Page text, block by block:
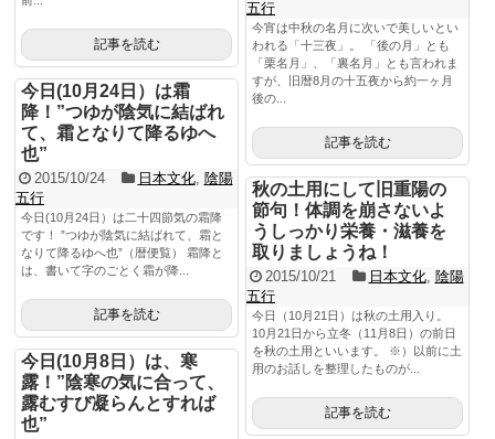
記事を読む
五行
今宵は中秋の名月に次いで美しいとい
われる「十三夜」。 「後の月」とも
「栗名月」、「裏名月」とも言われま
すが、旧暦8月の十五夜から約一ヶ月
後の...
記事を読む
今日(10月24日）は霜
降！”つゆが陰気に結ばれ
て、霜となりて降るゆへ
也”
2015/10/24 日本文化, 陰陽
五行
今日(10月24日）は二十四節気の霜降
です！ ”つゆが陰気に結ばれて、霜と
なりて降るゆへ也”（暦便覧） 霜降と
は、書いて字のごとく霜が降...
記事を読む
秋の土用にして旧重陽の
節句！体調を崩さないよ
うしっかり栄養・滋養を
取りましょうね！
2015/10/21 日本文化, 陰陽
五行
今日（10月21日）は秋の土用入り。
10月21日から立冬（11月8日）の前日
を秋の土用といいます。 ※）以前に土
用のお話しを整理したものが...
記事を読む
今日(10月8日）は、寒
露！”陰寒の気に合って、
露むすび凝らんとすれば
也”